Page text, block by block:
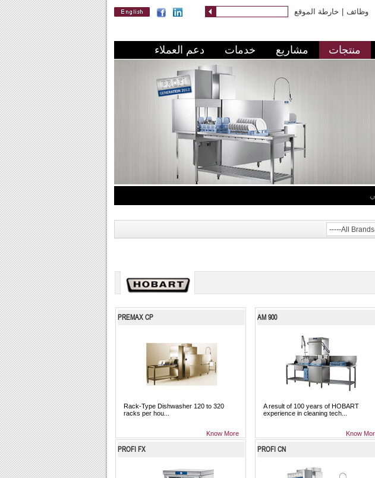
وظائف خارطة الموقع
منتجات مشاريع خدمات
دعم العملاء
PREMAX CP
Rack-Type Dishwasher 120 to 320
racks per hou...
Know More
AM 900
A result of 100 years of HOBART
experience in cleaning tech...
Know
PROFI FX PROFI CN